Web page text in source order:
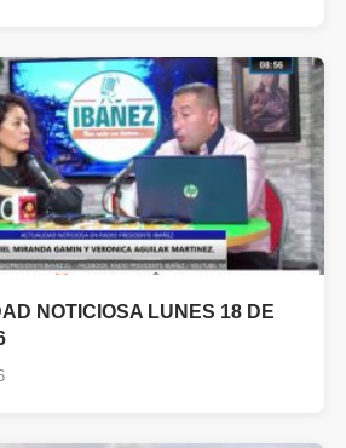
NOTICIOSA LUNES 18 DE